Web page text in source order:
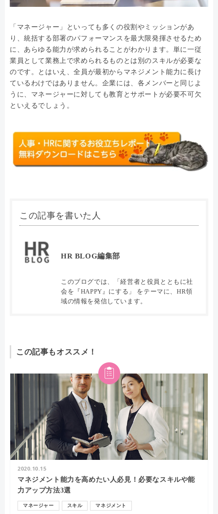
「マネージャー」といっても多くの役割やミッションがあ
り、統括する部署のパフォーマンスを最大限発揮させるため
に、あらゆる能力が求められることがわかります。単に一従
業員として業務上で求められるものとは別のスキルが必要な
のです。とはいえ、全員が最初からマネジメント能力に長け
ているわけではありません。企業には、各メンバーと同じよ
うに、マネージャーに対しても教育とサポートが必要不可欠
といえるでしょう。
この記事を書いた人
HR BLOG編集部
このブログでは、「経営者と役員とともに社
会を『HAPPY』にする」 をテーマに、HR領
域の情報を発信しています。
この記事もオススメ！
2020.10.15
マネジメント能力を高めたい人必見！必要なスキルや能
力アップ方法3選
マネージャー スキル マネジメント